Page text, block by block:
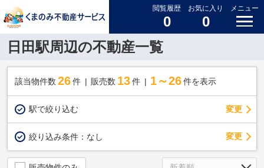
閲覧履歴
0
お気に入り
0
メニュー
日田駅周辺の不動産一覧
該当物件数 26件 販売数 13 件 1～26 件を表示
駅で絞り込む 変更
絞り込み条件： なし 変更